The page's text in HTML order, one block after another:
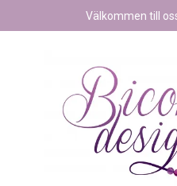
Välkommen till